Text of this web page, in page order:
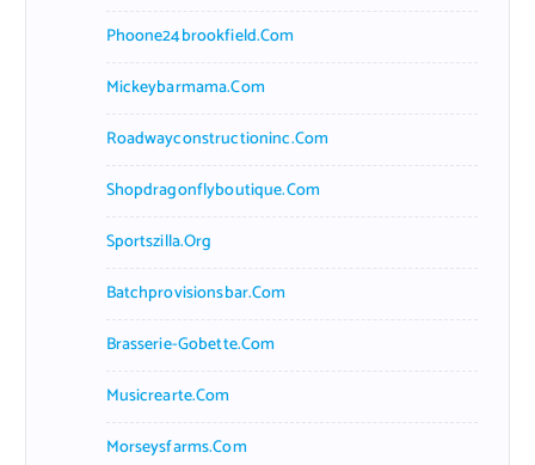
Phoone24brookfield.com
Mickeybarmama.com
Roadwayconstructioninc.com
Shopdragonflyboutique.com
Sportszilla.org
Batchprovisionsbar.com
Brasserie-Gobette.com
Musicrearte.com
Morseysfarms.com